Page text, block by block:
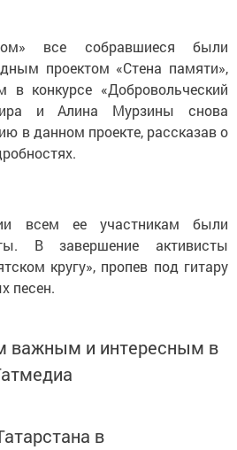
все собравшиеся были
проектом «Стена памяти»,
в конкурсе «Добровольческий
и Алина Мурзины снова
в данном проекте, рассказав о
всем ее участникам были
В завершение активисты
кругу», пропев под гитару
песен.
важным и интересным в
в